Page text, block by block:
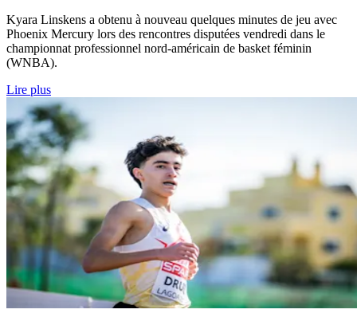
Kyara Linskens a obtenu à nouveau quelques minutes de jeu avec
Phoenix Mercury lors des rencontres disputées vendredi dans le
championnat professionnel nord-américain de basket féminin
(WNBA).
Lire plus